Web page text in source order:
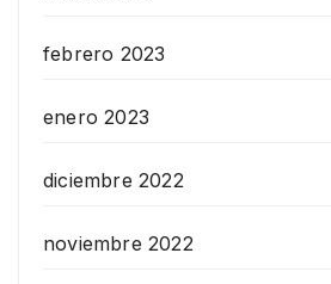
febrero 2023
enero 2023
diciembre 2022
noviembre 2022